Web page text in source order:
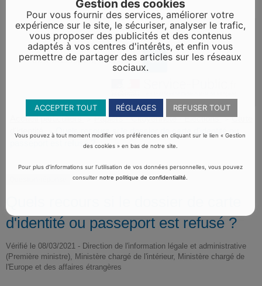
Accueil particuliers> Papiers - Citoyenneté - Élections> Carte
>
Quels recours si le dossier de carte d'identité ou
passeport est refusé ?
d'identité ou passeport est refusé ?
Vérifié le 08/03/2021 - Direction de l'information légale et administrative
(Première ministre), Ministère chargé de l'intérieur, Ministère chargé de
l'Europe et des affaires étrangères
Gestion des cookies
Pour vous fournir des services, améliorer votre
expérience sur le site, le sécuriser, analyser le trafic,
vous proposer des publicités et des contenus
adaptés à vos centres d'intérêts, et enfin vous
permettre de partager des articles sur les réseaux
sociaux.
ACCEPTER TOUT RÉGLAGES REFUSER TOUT
Vous pouvez à tout moment modifier vos préférences en cliquant sur le lien « Gestion
des cookies » en bas de notre site.
Pour plus d’informations sur l’utilisation de vos données personnelles, vous pouvez
consulternotre politique de confidentialité.